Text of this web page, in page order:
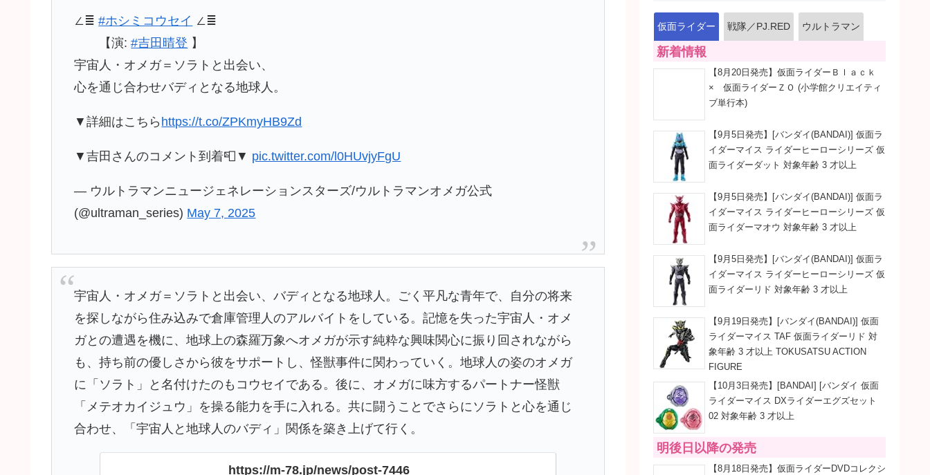
∠≣ #ホシミコウセイ
∠≣
【演:
#吉田晴登 】
宇宙人・オメガ＝ソラトと出会い、
心を通じ合わせバディとなる地球人。
▼詳細はこちら https://t.co/ZPKmyHB9Zd
▼吉田さんのコメント到着📮▼ pic.twitter.com/l0HUvjyFgU
— ウルトラマンニュージェネレーションスターズ/ウルトラマンオメガ公式
(@ultraman_series) May 7, 2025
宇宙人・オメガ＝ソラトと出会い、バディとなる地球人。ごく平凡な青年で、自分の将来
を探しながら住み込みで倉庫管理人のアルバイトをしている。記憶を失った宇宙人・オメ
ガとの遭遇を機に、地球上の森羅万象へオメガが示す純粋な興味関心に振り回されながら
も、持ち前の優しさから彼をサポートし、怪獣事件に関わっていく。地球人の姿のオメガ
に「ソラト」と名付けたのもコウセイである。後に、オメガに味方するパートナー怪獣
「メテオカイジュウ」を操る能力を手に入れる。共に闘うことでさらにソラトと心を通じ
合わせ、「宇宙人と地球人のバディ」関係を築き上げて行く。
https://m-78.jp/news/post-7446
仮面ライダー 戦隊／PJ.RED ウルトラマン
新着情報
【8月20日発売】仮面ライダーＢｌａｃｋ
× 仮面ライダーＺＯ (小学館クリエイティ
ブ単行本)
【9月5日発売】[バンダイ(BANDAI)] 仮面ラ
イダーマイス ライダーヒーローシリーズ 仮
面ライダーダット 対象年齢 3 才以上
【9月5日発売】[バンダイ(BANDAI)] 仮面ラ
イダーマイス ライダーヒーローシリーズ 仮
面ライダーマオウ 対象年齢 3 才以上
【9月5日発売】[バンダイ(BANDAI)] 仮面ラ
イダーマイス ライダーヒーローシリーズ 仮
面ライダーリド 対象年齢 3 才以上
【9月19日発売】[バンダイ(BANDAI)] 仮面
ライダーマイス TAF 仮面ライダーリド 対
象年齢 3 才以上 TOKUSATSU ACTION
FIGURE
【10月3日発売】[BANDAI] [バンダイ 仮面
ライダーマイス DXライダーエグズセット
02 対象年齢 3 才以上
明後日以降の発売
【8月18日発売】仮面ライダーDVDコレクシ